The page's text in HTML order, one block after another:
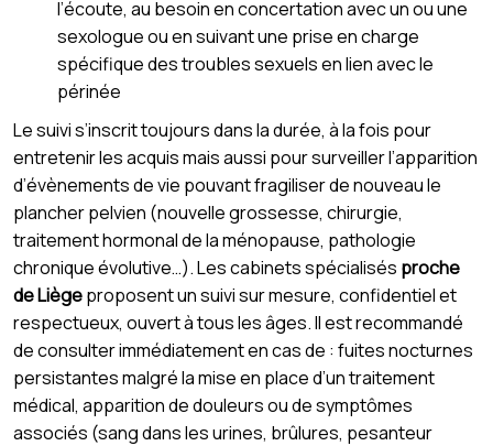
l’écoute, au besoin en concertation avec un ou une
sexologue ou en suivant une prise en charge
spécifique des troubles sexuels en lien avec le
périnée
Le suivi s’inscrit toujours dans la durée, à la fois pour
entretenir les acquis mais aussi pour surveiller l’apparition
d’évènements de vie pouvant fragiliser de nouveau le
plancher pelvien (nouvelle grossesse, chirurgie,
traitement hormonal de la ménopause, pathologie
chronique évolutive…). Les cabinets spécialisés proche
de Liègeproposent un suivi sur mesure, confidentiel et
respectueux, ouvert à tous les âges. Il est recommandé
de consulter immédiatement en cas de : fuites nocturnes
persistantes malgré la mise en place d’un traitement
médical, apparition de douleurs ou de symptômes
associés (sang dans les urines, brûlures, pesanteur